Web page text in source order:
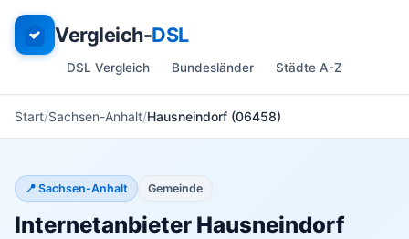
Vergleich-DSL
DSL Vergleich Bundesländer Städte A-Z
Start Sachsen-Anhalt Hausneindorf (06458)
📍 Sachsen-Anhalt Gemeinde
Internetanbieter Hausneindorf